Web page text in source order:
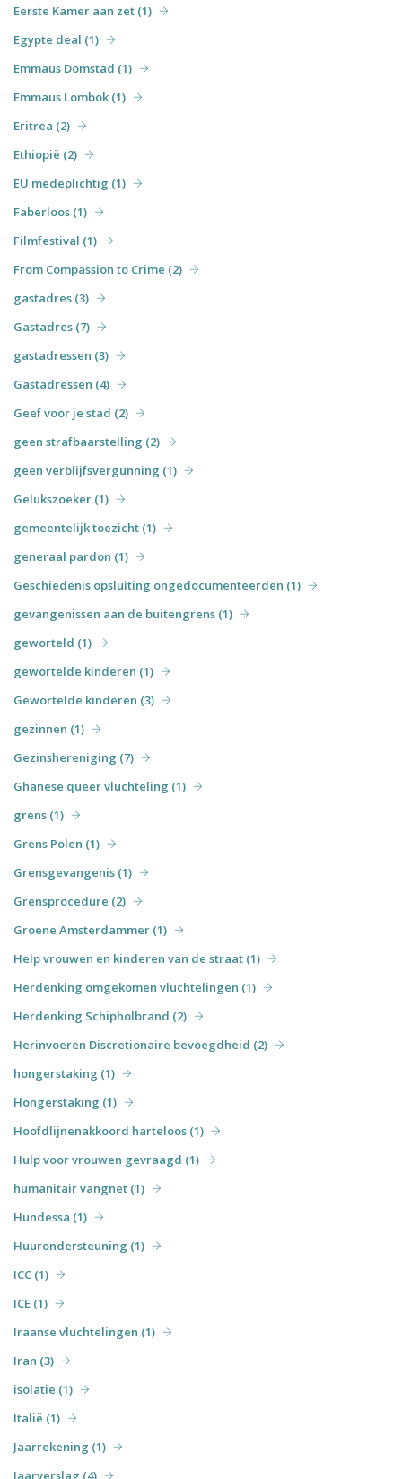
Eerste Kamer aan zet (1)
Egypte deal (1)
Emmaus Domstad (1)
Emmaus Lombok (1)
Eritrea (2)
Ethiopië (2)
EU medeplichtig (1)
Faberloos (1)
Filmfestival (1)
From Compassion to Crime (2)
gastadres (3)
Gastadres (7)
gastadressen (3)
Gastadressen (4)
Geef voor je stad (2)
geen strafbaarstelling (2)
geen verblijfsvergunning (1)
Gelukszoeker (1)
gemeentelijk toezicht (1)
generaal pardon (1)
Geschiedenis opsluiting ongedocumenteerden (1)
gevangenissen aan de buitengrens (1)
geworteld (1)
gewortelde kinderen (1)
Gewortelde kinderen (3)
gezinnen (1)
Gezinshereniging (7)
Ghanese queer vluchteling (1)
grens (1)
Grens Polen (1)
Grensgevangenis (1)
Grensprocedure (2)
Groene Amsterdammer (1)
Help vrouwen en kinderen van de straat (1)
Herdenking omgekomen vluchtelingen (1)
Herdenking Schipholbrand (2)
Herinvoeren Discretionaire bevoegdheid (2)
hongerstaking (1)
Hongerstaking (1)
Hoofdlijnenakkoord harteloos (1)
Hulp voor vrouwen gevraagd (1)
humanitair vangnet (1)
Hundessa (1)
Huurondersteuning (1)
ICC (1)
ICE (1)
Iraanse vluchtelingen (1)
Iran (3)
isolatie (1)
Italië (1)
Jaarrekening (1)
Jaarverslag (4)